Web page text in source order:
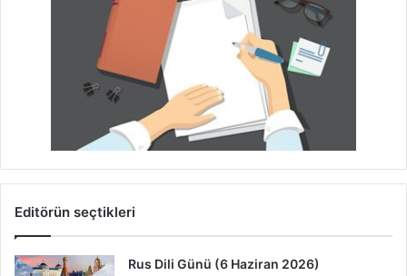
Editörün seçtikleri
Rus Dili Günü (6 Haziran 2026)